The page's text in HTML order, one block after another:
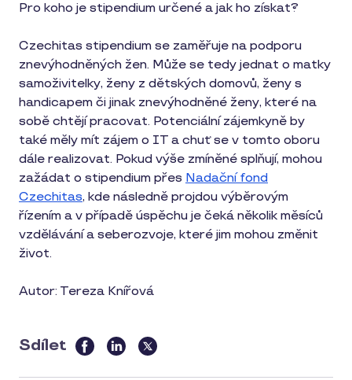
Pro koho je stipendium určené a jak ho získat?
Czechitas stipendium se zaměřuje na podporu
znevýhodněných žen. Může se tedy jednat o matky
samoživitelky, ženy z dětských domovů, ženy s
handicapem či jinak znevýhodněné ženy, které na
sobě chtějí pracovat. Potenciální zájemkyně by
také měly mít zájem o IT a chuť se v tomto oboru
dále realizovat. Pokud výše zmíněné splňují, mohou
zažádat o stipendium přes Nadační fond
Czechitas, kde následně projdou výběrovým
řízením a v případě úspěchu je čeká několik měsíců
vzdělávání a seberozvoje, které jim mohou změnit
život.
Autor: Tereza Knířová
Sdílet
this